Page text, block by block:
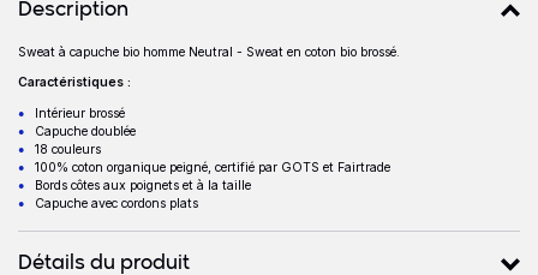
Description
Description
Sweat à capuche bio homme Neutral - Sweat en coton bio brossé.
Caractéristiques :
Intérieur brossé
Capuche doublée
18 couleurs
100% coton organique peigné, certifié par GOTS et Fairtrade
Bords côtes aux poignets et à la taille
Capuche avec cordons plats
Détails du produit